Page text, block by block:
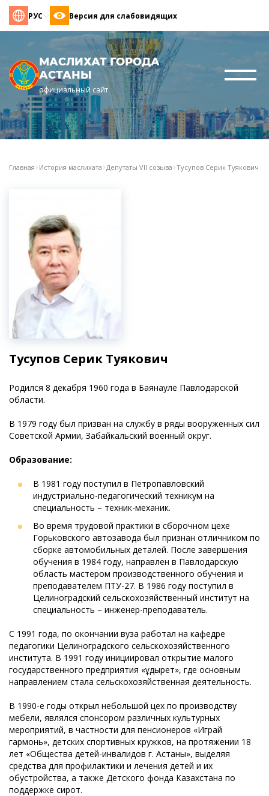
РУС Версия для слабовидящих
МАСЛИХАТ ГОРОДА
АСТАНЫ
официальный сайт
Главная История маслихата Депутаты VII созыва Тусупов Серик Туякович
Тусупов Серик Туякович
Родился 8 декабря 1960 года в Баянауле Павлодарской
области.
В 1979 году был призван на службу в ряды вооруженных сил
Советской Армии, Забайкальский военный округ.
Образование:
В 1981 году поступил в Петропавловский
индустриально-педагогический техникум на
специальность – техник-механик.
Во время трудовой практики в сборочном цехе
Горьковского автозавода был признан отличником по
сборке автомобильных деталей. После завершения
обучения в 1984 году, направлен в Павлодарскую
область мастером производственного обучения и
преподавателем ПТУ-27. В 1986 году поступил в
Целиноградский сельскохозяйственный институт на
специальность – инженер-преподаватель.
С 1991 года, по окончании вуза работал на кафедре
педагогики Целиноградского сельскохозяйственного
института. В 1991 году инициировал открытие малого
государственного предприятия «Құдырет», где основным
направлением стала сельскохозяйственная деятельность.
В 1990-е годы открыл небольшой цех по производству
мебели, являлся спонсором различных культурных
мероприятий, в частности для пенсионеров «Играй
гармонь», детских спортивных кружков, на протяжении 18
лет «Общества детей-инвалидов г. Астаны», выделяя
средства для профилактики и лечения детей и их
обустройства, а также Детского фонда Казахстана по
поддержке сирот.